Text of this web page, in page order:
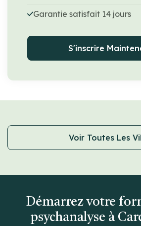
Garantie satisfait 14 jours
S'inscrire
Voir Toutes Les
Démarrez votre
psychanalyse à